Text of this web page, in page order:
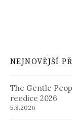
NEJNOVĚJŠÍ
The Gentle
reedice 2026
5.8.2026